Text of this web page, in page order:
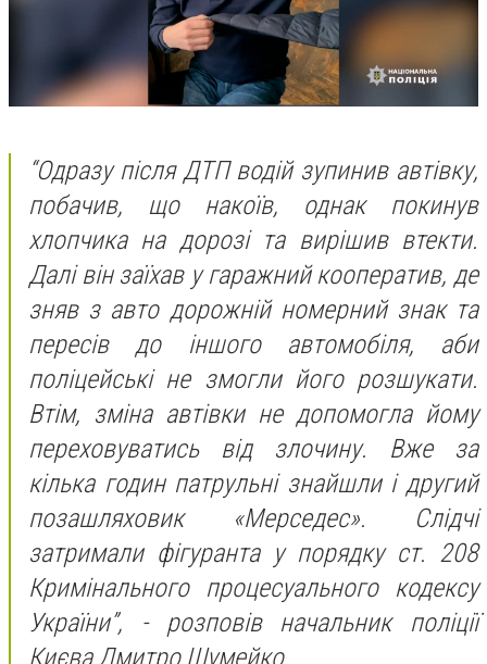
“Одразу після ДТП водій зупинив автівку,
побачив, що накоїв, однак покинув
хлопчика на дорозі та вирішив втекти.
Далі він заїхав у гаражний кооператив, де
зняв з авто дорожній номерний знак та
пересів до іншого автомобіля, аби
поліцейські не змогли його розшукати.
Втім, зміна автівки не допомогла йому
переховуватись від злочину. Вже за
кілька годин патрульні знайшли і другий
позашляховик «Мерседес». Слідчі
затримали фігуранта у порядку ст. 208
Кримінального процесуального кодексу
України”, - розповів начальник поліції
Києва Дмитро Шумейко.